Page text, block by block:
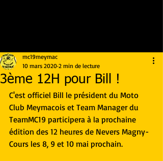
3ème 12H pour Bill !
mc19meymac
10 mars 2020 2 min de lecture
C'est officiel Bill le président du Moto
Club Meymacois et Team Manager du
TeamMC19 participera à la prochaine
édition des 12 heures de Nevers Magny-
Cours les 8, 9 et 10 mai prochain.